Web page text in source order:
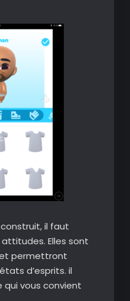
il faut
Elles sont
permettront
d’esprits. il
vous convient